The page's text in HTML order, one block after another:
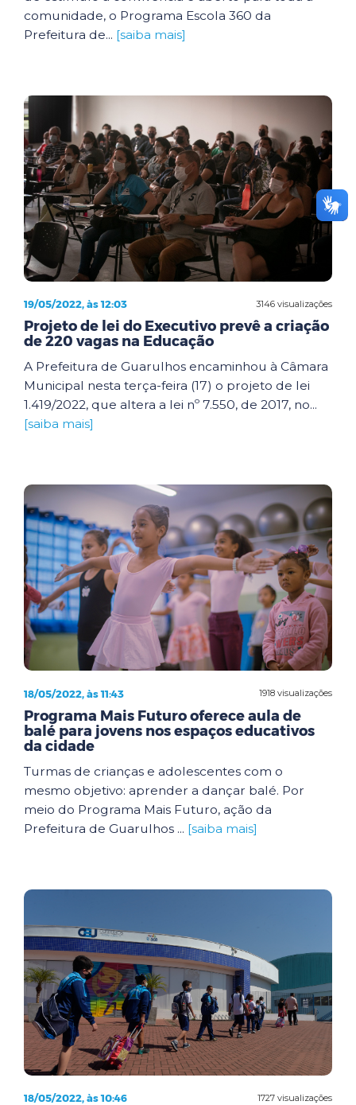
comunidade, o Programa Escola 360 da
Prefeitura de... [saiba mais]
3146 visualizações
19/05/2022, às 12:03
Projeto de lei do Executivo prevê a criação
de 220 vagas na Educação
A Prefeitura de Guarulhos encaminhou à Câmara
Municipal nesta terça-feira (17) o projeto de lei
1.419/2022, que altera a lei nº 7.550, de 2017, no...
[saiba mais]
1918 visualizações
18/05/2022, às 11:43
Programa Mais Futuro oferece aula de
balé para jovens nos espaços educativos
da cidade
Turmas de crianças e adolescentes com o
mesmo objetivo: aprender a dançar balé. Por
meio do Programa Mais Futuro, ação da
Prefeitura de Guarulhos ... [saiba mais]
1727 visualizações
18/05/2022, às 10:46